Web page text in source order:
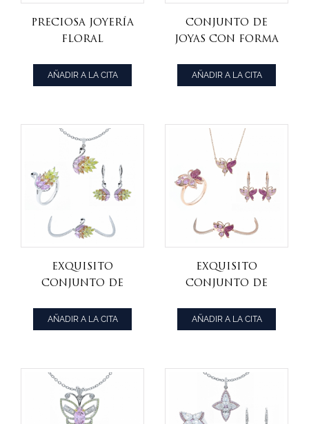
preciosa joyería
floral
engastada en
plata de ley 925
AÑADIR A LA CITA
conjunto de
joyas con forma
multicolor en
plata de ley
AÑADIR A LA CITA
exquisito
conjunto de
cisne
AÑADIR A LA CITA
exquisito
conjunto de
mariposa
AÑADIR A LA CITA